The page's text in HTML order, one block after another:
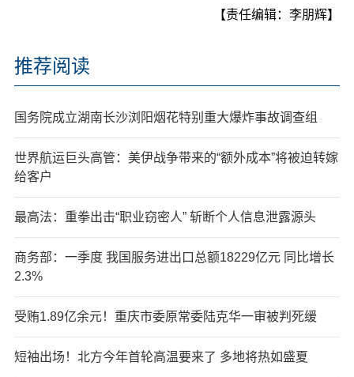
【责任编辑：李朋辉】
推荐阅读
国务院成立湖南长沙浏阳烟花特别重大爆炸事故调查组
世界航运巨头高管：美伊战争带来的“额外成本”将被迫转嫁
给客户
最高法：重拳出击“职业窃密人” 斩断个人信息泄露源头
商务部：一季度 我国服务进出口总额18229亿元 同比增长
2.3%
受贿1.89亿余元！重庆市委原常委陆克华一审被判死缓
短袖出场！北方今年首轮高温要来了 多地将热如盛夏